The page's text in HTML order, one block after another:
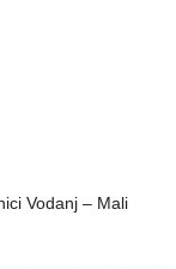
Vodanj – Mali